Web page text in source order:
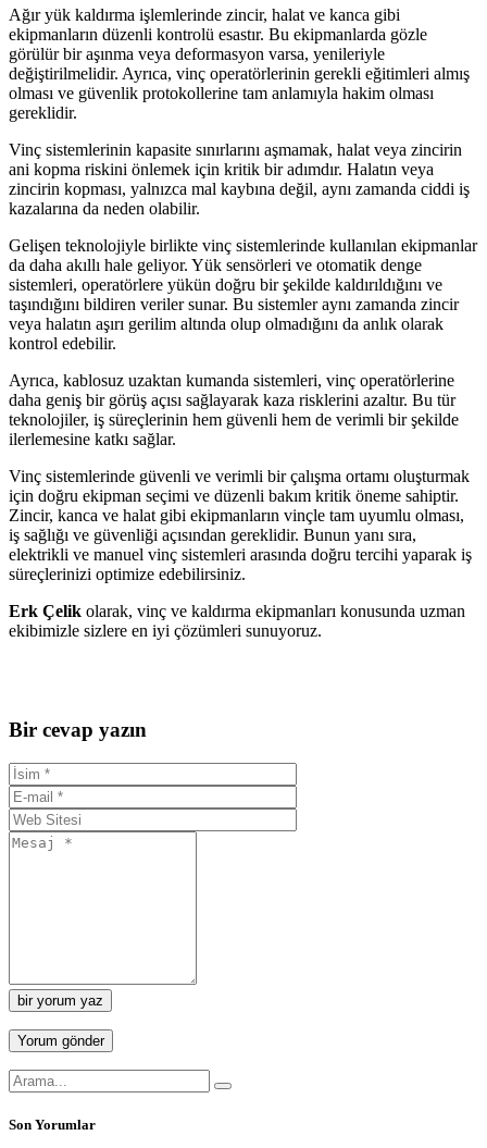
Ağır yük kaldırma işlemlerinde zincir, halat ve kanca gibi
ekipmanların düzenli kontrolü esastır. Bu ekipmanlarda gözle
görülür bir aşınma veya deformasyon varsa, yenileriyle
değiştirilmelidir. Ayrıca, vinç operatörlerinin gerekli eğitimleri almış
olması ve güvenlik protokollerine tam anlamıyla hakim olması
gereklidir.
Vinç sistemlerinin kapasite sınırlarını aşmamak, halat veya zincirin
ani kopma riskini önlemek için kritik bir adımdır. Halatın veya
zincirin kopması, yalnızca mal kaybına değil, aynı zamanda ciddi iş
kazalarına da neden olabilir.
Gelişen teknolojiyle birlikte vinç sistemlerinde kullanılan ekipmanlar
da daha akıllı hale geliyor. Yük sensörleri ve otomatik denge
sistemleri, operatörlere yükün doğru bir şekilde kaldırıldığını ve
taşındığını bildiren veriler sunar. Bu sistemler aynı zamanda zincir
veya halatın aşırı gerilim altında olup olmadığını da anlık olarak
kontrol edebilir.
Ayrıca, kablosuz uzaktan kumanda sistemleri, vinç operatörlerine
daha geniş bir görüş açısı sağlayarak kaza risklerini azaltır. Bu tür
teknolojiler, iş süreçlerinin hem güvenli hem de verimli bir şekilde
ilerlemesine katkı sağlar.
Vinç sistemlerinde güvenli ve verimli bir çalışma ortamı oluşturmak
için doğru ekipman seçimi ve düzenli bakım kritik öneme sahiptir.
Zincir, kanca ve halat gibi ekipmanların vinçle tam uyumlu olması,
iş sağlığı ve güvenliği açısından gereklidir. Bunun yanı sıra,
elektrikli ve manuel vinç sistemleri arasında doğru tercihi yaparak iş
süreçlerinizi optimize edebilirsiniz.
Erk Çelik olarak, vinç ve kaldırma ekipmanları konusunda uzman
ekibimizle sizlere en iyi çözümleri sunuyoruz.
Bir cevap yazın
bir yorum yaz
Son Yorumlar